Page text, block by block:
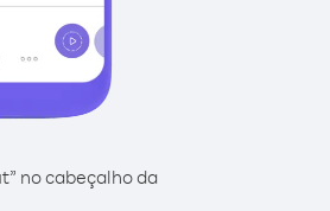
no cabeçalho da